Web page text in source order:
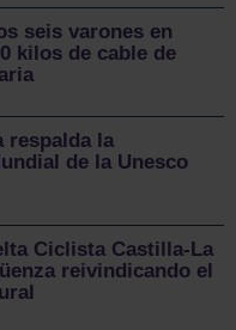
seis varones en
kilos de cable de
respalda la
de la Unesco
Ciclista Castilla-La
reivindicando el